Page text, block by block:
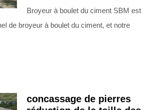
Broyeur à boulet du ciment SBM est
de broyeur à boulet du ciment, et notre
concassage de pierres